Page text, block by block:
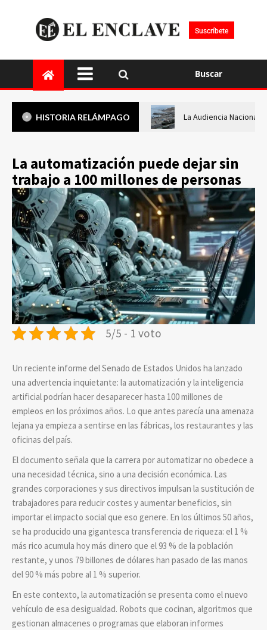
Suscríbete
Buscar
HISTORIA RELÁMPAGO La Audiencia Nacional
La automatización puede dejar sin
trabajo a 100 millones de personas
5/5 - 1 voto
Un reciente informe del Senado de Estados Unidos ha lanzado
una advertencia inquietante: la automatización y la inteligencia
artificial podrían hacer desaparecer hasta 100 millones de
empleos en los próximos años. Lo que antes parecía una amenaza
lejana ya empieza a sentirse en las fábricas, los restaurantes y las
oficinas del país.
El documento señala que la carrera por automatizar no obedece a
una necesidad técnica, sino a una decisión económica. Las
grandes corporaciones y sus directivos impulsan la sustitución de
trabajadores para reducir costes y aumentar beneficios, sin
importar el impacto social que eso genere. En los últimos 50 años,
se ha producido una gigantesca transferencia de riqueza: el 1 %
más rico acumula hoy más dinero que el 93 % de la población
restante, y unos 79 billones de dólares han pasado de las manos
del 90 % más pobre al 1 % superior.
En este contexto, la automatización se presenta como el nuevo
vehículo de esa desigualdad. Robots que cocinan, algoritmos que
gestionan almacenes o programas que elaboran informes